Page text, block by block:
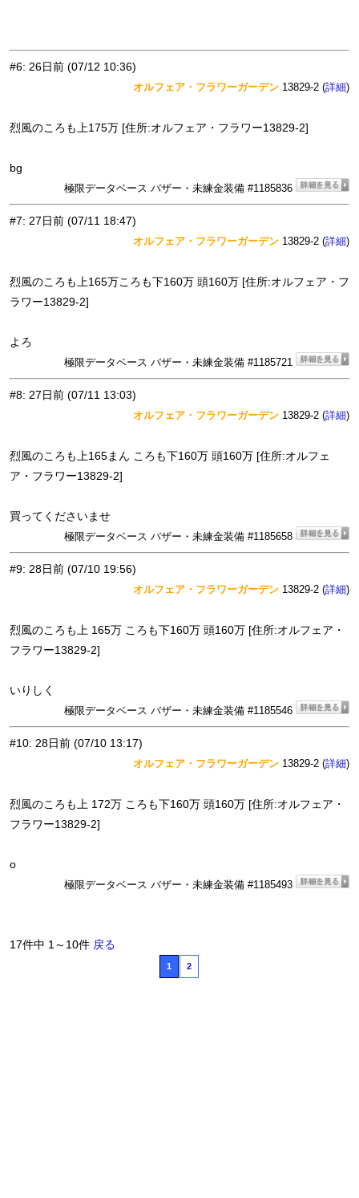
#6: 26日前 (07/12 10:36)
オルフェア・フラワーガーデン 13829-2 (詳細)
烈風のころも上175万 [住所:オルフェア・フラワー13829-2]
bg
極限データベース バザー・未練金装備 #1185836
#7: 27日前 (07/11 18:47)
オルフェア・フラワーガーデン 13829-2 (詳細)
烈風のころも上165万ころも下160万 頭160万 [住所:オルフェア・フ
ラワー13829-2]
よろ
極限データベース バザー・未練金装備 #1185721
#8: 27日前 (07/11 13:03)
オルフェア・フラワーガーデン 13829-2 (詳細)
烈風のころも上165まん ころも下160万 頭160万 [住所:オルフェ
ア・フラワー13829-2]
買ってくださいませ
極限データベース バザー・未練金装備 #1185658
#9: 28日前 (07/10 19:56)
オルフェア・フラワーガーデン 13829-2 (詳細)
烈風のころも上 165万 ころも下160万 頭160万 [住所:オルフェア・
フラワー13829-2]
いりしく
極限データベース バザー・未練金装備 #1185546
#10: 28日前 (07/10 13:17)
オルフェア・フラワーガーデン 13829-2 (詳細)
烈風のころも上 172万 ころも下160万 頭160万 [住所:オルフェア・
フラワー13829-2]
o
極限データベース バザー・未練金装備 #1185493
17件中 1～10件 戻る
1 2